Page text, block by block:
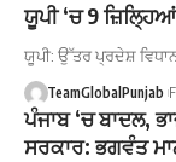
ਯੂਪੀ ‘ਚ 9
ਯੂਪੀ: ਉੱਤਰ ਪ੍ਰਦੇਸ਼
TeamGlobalPunjab
ਪੰਜਾਬ ‘ਚ ਬਾਦਲ,
ਸਰਕਾਰ: ਭਗਵੰਤ